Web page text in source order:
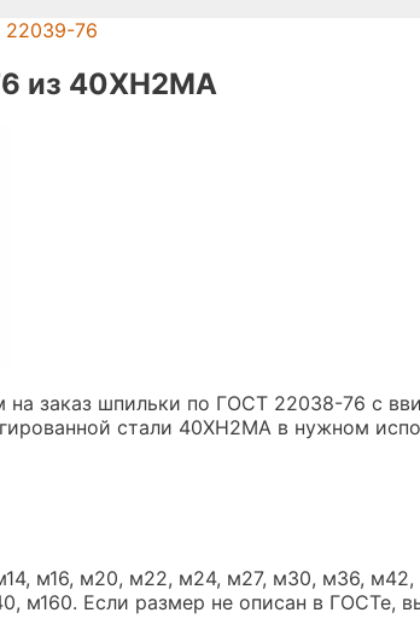
76
из 40ХН2МА
на заказ шпильки по ГОСТ 22038-76 с
стали 40ХН2МА в нужном
м16, м20, м22, м24, м27, м30, м36,
м160. Если размер не описан в ГОСТе,